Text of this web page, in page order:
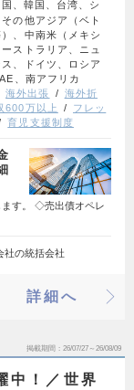
、韓国、台湾、シ
の他アジア（ベト
、中南米（メキシ
ストラリア、ニュ
、ドイツ、ロシア
、南アフリカ
海外出張
海外折
600万以上
フレッ
育児支援制度
ます。 ◇売出債オペレ
社の統括会社
詳細へ
掲載期間 26/07/27～26/08/09
中！／世界